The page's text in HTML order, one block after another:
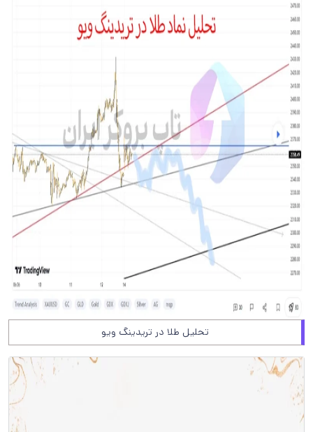
تحلیل طلا در تریدینگ ویو